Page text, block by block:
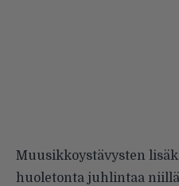
Muusikkoystävysten
huoletonta juhlintaa